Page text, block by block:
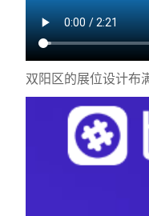
双阳区的展位设计布